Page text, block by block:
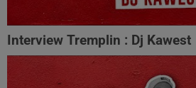
Interview Tremplin : Dj Kawest